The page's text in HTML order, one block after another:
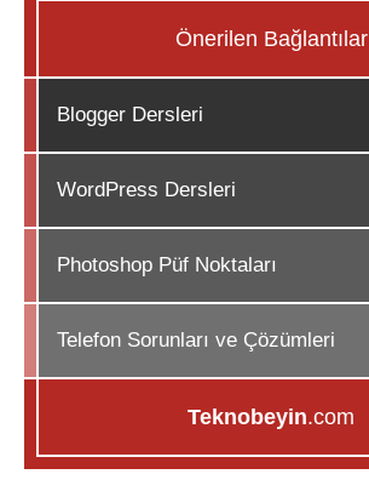
Önerilen Bağlantılar
Blogger Dersleri
WordPress Dersleri
Photoshop Püf Noktaları
Telefon Sorunları ve Çözümleri
Teknobeyin.com